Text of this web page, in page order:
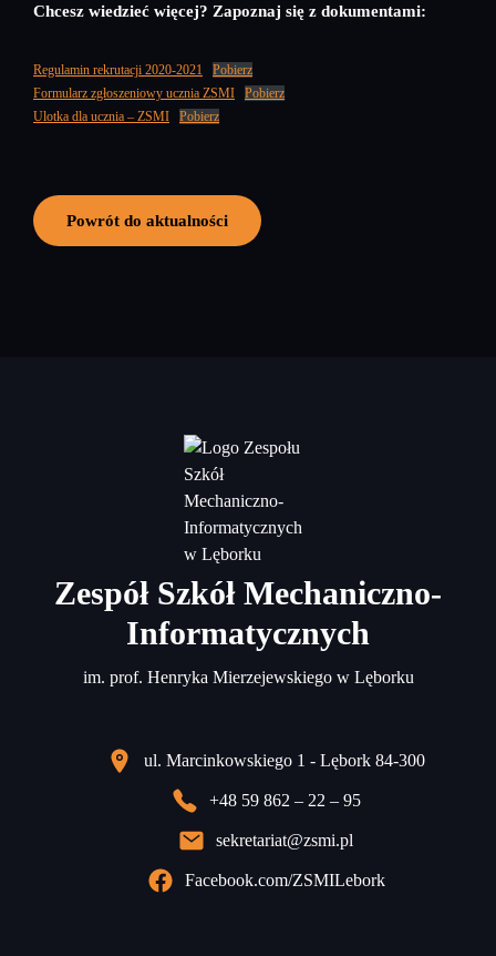
Chcesz wiedzieć więcej? Zapoznaj się z dokumentami:
Regulamin rekrutacji 2020-2021
Pobierz
Formularz zgłoszeniowy ucznia ZSMI
Pobierz
Ulotka dla ucznia – ZSMI
Pobierz
Powrót do aktualności
Zespół Szkół Mechaniczno-
Informatycznych
im. prof. Henryka Mierzejewskiego w Lęborku
ul. Marcinkowskiego 1 - Lębork 84-300
+48 59 862 – 22 – 95
sekretariat@zsmi.pl
Facebook.com/ZSMILebork